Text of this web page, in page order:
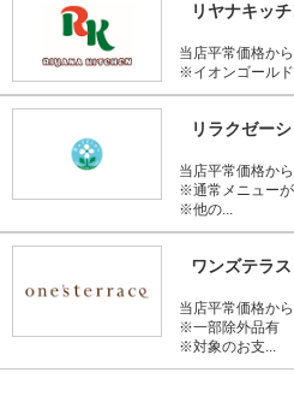
リヤナキッ
当店平常価格か
※イオンゴール
リラクゼー
当店平常価格か
※通常メニュー
※他の...
ワンズテラス
当店平常価格か
※一部除外品有
※対象のお支...